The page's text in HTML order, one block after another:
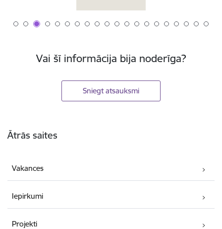
Vai šī informācija bija noderīga?
Sniegt atsauksmi
Ātrās saites
Vakances
Iepirkumi
Projekti